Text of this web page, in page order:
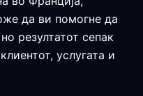
да ви помогне да
резултатот сепак
услугата и